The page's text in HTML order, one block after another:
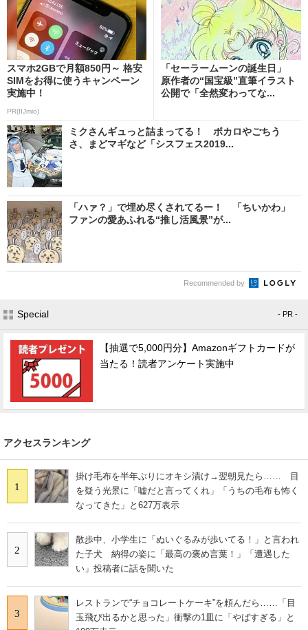
スマホ2GBで月額850円～ 格安
SIMをお得に使うキャンペーン
実施中！
PR(IIJmio)
「セーラームーンの誕生日」
原作者の“国宝級”直筆イラスト
公開で「全然変わってな...
ミクさんギュっと詰まってる！ ボカロやごちう
さ、まどマギなど「シスフェス2019...
「ハァ？」で埋め尽くされてるー！ 「ちいかわ」
ファンの愛あふれる“推し活風景”が...
Recommended by
Special - PR -
【抽選で5,000円分】Amazonギフトカードが
当たる！読者アンケート実施中
アクセスランキング
1
掛け毛布を半年ぶりにオキシ漬け→翌朝見たら…… 目
を疑う光景に「嘘だと言ってくれ」「うちの毛布も怖く
なってきた」と627万表示
2
散歩中、小学生に「ぬいぐるみが歩いてる！」と言われ
た子犬 納得の姿に「最高の褒め言葉！」「遭遇した
い」投稿者に話を聞いた
3
レストランで“チョコレートケーキ”を頼んだら……「目
玉飛び出るかと思った」衝撃の1皿に「やばすぎる」と